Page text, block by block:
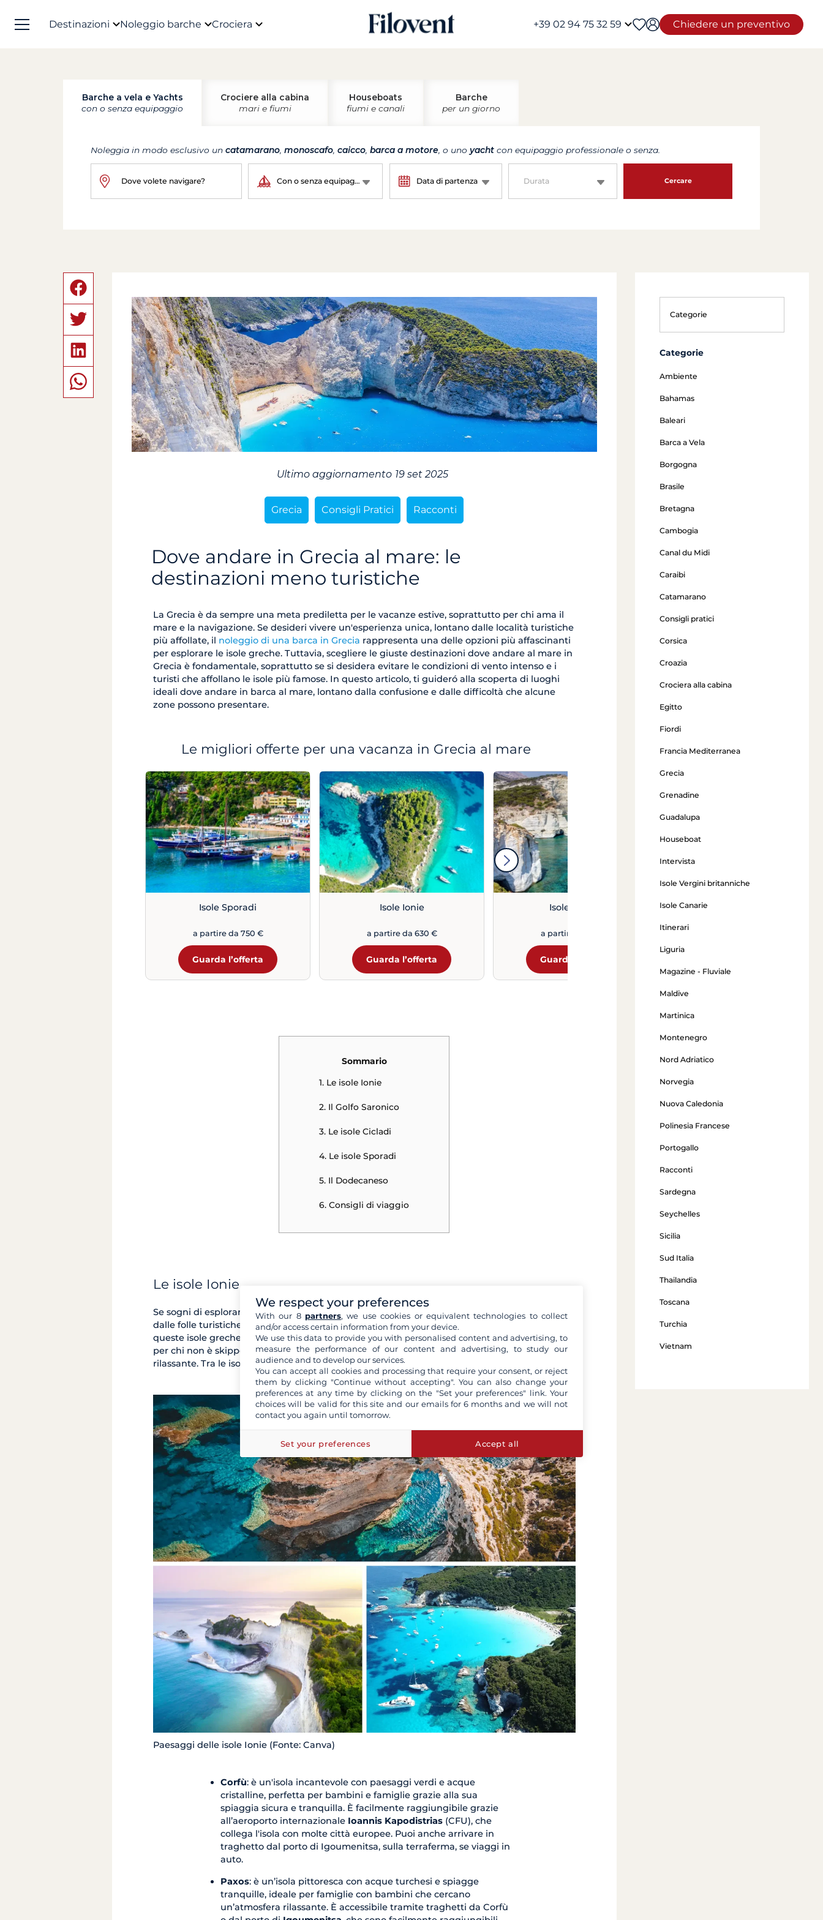
Destinazioni Noleggio barche Crociera +39 02 94 75 32 59 Chiedere un preventivo
Barche a vela e Yachts
con o senza equipaggio
Crociere alla cabina
mari e fiumi
Houseboats
fiumi e canali
Barche
per un giorno
Noleggia in modo esclusivo un catamarano monoscafo caicco barca a motore , o uno yacht con equipaggio professionale o senza.
Con o senza equipaggio? Data di partenza Durata Cercare
Ultimo aggiornamento 19 set 2025
Grecia Consigli Pratici Racconti
Dove andare in Grecia al mare: le
destinazioni meno turistiche
La Grecia è da sempre una meta prediletta per le vacanze estive, soprattutto per chi ama il
mare e la navigazione. Se desideri vivere un'esperienza unica, lontano dalle località turistiche
più affollate, il noleggio di una barca in Grecia rappresenta una delle opzioni più affascinanti
per esplorare le isole greche. Tuttavia, scegliere le giuste destinazioni dove andare al mare in
Grecia è fondamentale, soprattutto se si desidera evitare le condizioni di vento intenso e i
turisti che affollano le isole più famose. In questo articolo, ti guideró alla scoperta di luoghi
ideali dove andare in barca al mare, lontano dalla confusione e dalle difficoltà che alcune
zone possono presentare.
Le migliori offerte per una vacanza in Grecia al mare
Isole Sporadi
a partire da 750 €
Guarda l’offerta
Isole Ionie
a partire da 630 €
Guarda l’offerta
Isole Cicladi
a partire da 930 €
Guarda l’offerta
Sommario
1. Le isole Ionie
2. Il Golfo Saronico
3. Le isole Cicladi
4. Le isole Sporadi
5. Il Dodecaneso
6. Consigli di viaggio
Le isole Ionie
Se sogni di esplorare la Grecia in modo tranquillo e sereno, lontano dal vento impetuoso e
dalle folle turistiche, le isole Ionie rappresentano una delle scelte più adatte. Situate a ovest,
queste isole greche sono più riparate dal vento, offrendo condizioni di navigazione perfette
per chi non è skipper esperto o per chi desidera semplicemente godersi una vacanza
rilassante. Tra le isole Ionie più belle da visitare, scopriCorfù
Paesaggi delle isole Ionie (Fonte: Canva)
Corfù: è un'isola incantevole con paesaggi verdi e acque
cristalline, perfetta per bambini e famiglie grazie alla sua
spiaggia sicura e tranquilla. È facilmente raggiungibile grazie
all’aeroporto internazionale Ioannis Kapodistrias (CFU), che
collega l'isola con molte città europee. Puoi anche arrivare in
traghetto dal porto di Igoumenitsa, sulla terraferma, se viaggi in
auto.
Paxos: è un’isola pittoresca con acque turchesi e spiagge
tranquille, ideale per famiglie con bambini che cercano
un’atmosfera rilassante. È accessibile tramite traghetti da Corfù
Categorie
Ambiente
Bahamas
Baleari
Barca a Vela
Borgogna
Brasile
Bretagna
Cambogia
Canal du Midi
Caraibi
Catamarano
Consigli pratici
Corsica
Croazia
Crociera alla cabina
Egitto
Fiordi
Francia Mediterranea
Grecia
Grenadine
Guadalupa
Houseboat
Intervista
Isole Vergini britanniche
Isole Canarie
Itinerari
Liguria
Magazine - Fluviale
Maldive
Martinica
Montenegro
Nord Adriatico
Norvegia
Nuova Caledonia
Polinesia Francese
Portogallo
Racconti
Sardegna
Seychelles
Sicilia
Sud Italia
Thailandia
Toscana
Turchia
Vietnam
We respect your preferences
With our 8 partners, we use cookies or equivalent technologies to collect
and/or access certain information from your device.
We use this data to provide you with personalised content and advertising, to
measure the performance of our content and advertising, to study our
audience and to develop our services.
You can accept all cookies and processing that require your consent, or reject
them by clicking "Continue without accepting". You can also change your
preferences at any time by clicking on the "Set your preferences" link. Your
choices will be valid for this site and our emails for 6 months and we will not
contact you again until tomorrow.
Set your preferences Accept all